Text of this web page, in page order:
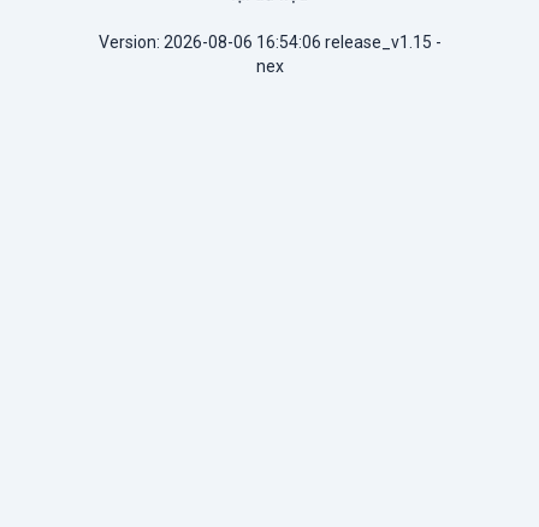
Version: 2026-08-06 16:54:06 release_v1.15 -
nex